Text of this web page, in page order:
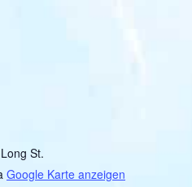
St.
Google Karte anzeigen